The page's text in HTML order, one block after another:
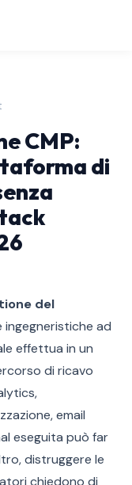
CMP:
di
del
ingegneristiche ad
effettua in un
di ricavo
email
eseguita può far
distruggere le
chiedono di